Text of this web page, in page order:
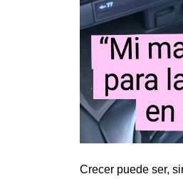
Crecer puede ser,